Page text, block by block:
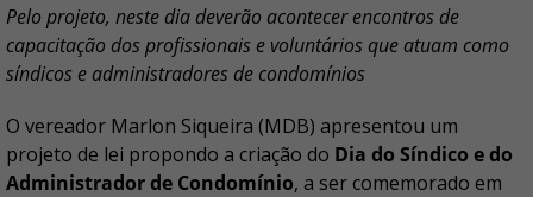
Pelo projeto, neste dia deverão acontecer encontros de
capacitação dos profissionais e voluntários que atuam como
síndicos e administradores de condomínios
O vereador Marlon Siqueira (MDB) apresentou um
projeto de lei propondo a criação do Dia do Síndico e do
Administrador de Condomínio, a ser comemorado em